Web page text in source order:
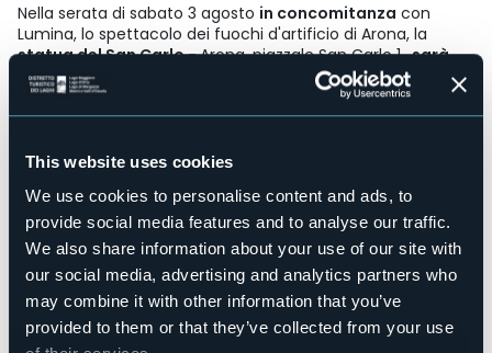
This website uses cookies
We use cookies to personalise content and ads, to
provide social media features and to analyse our traffic.
We also share information about your use of our site with
our social media, advertising and analytics partners who
may combine it with other information that you’ve
provided to them or that they’ve collected from your use
Nella serata di sabato 3 agosto in concomitanza con
Lumina, lo spettacolo dei fuochi d'artificio di Arona, la
statua del San Carlo -Arona, piazzale San Carlo 1, sarà
aperta.
Il programma sarà il seguente:
storia della statua con possibilità di ingresso e salita fino
alla cima.
- dalle 22.30 sarà possibile ammirare lo spettacolo
pirotecnico dalla terrazza panoramica oppure dal grande
prato sottostante.
Il costo dei biglietti sarà di:
- 15 euro per ingresso, visita guidata e spettacolo